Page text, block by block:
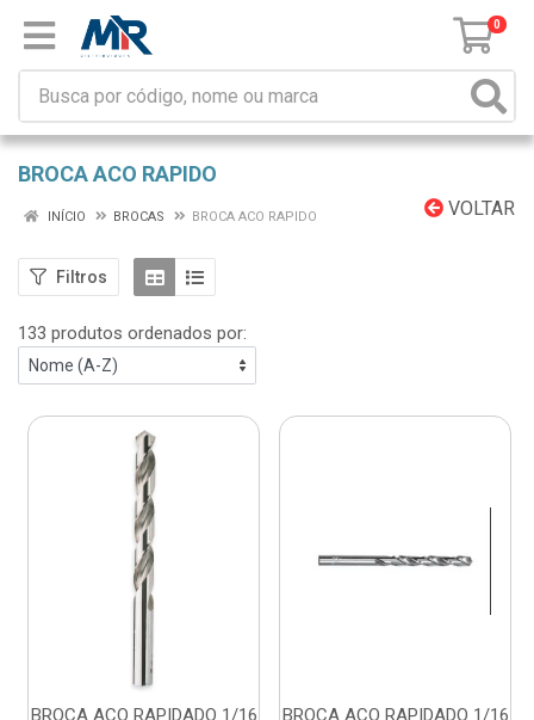
0
BROCA ACO RAPIDO
VOLTAR
INÍCIO BROCAS BROCA ACO RAPIDO
Filtros
133 produtos ordenados por:
BROCA ACO RAPIDADO 1/16
BROCA ACO RAPIDADO 1/16